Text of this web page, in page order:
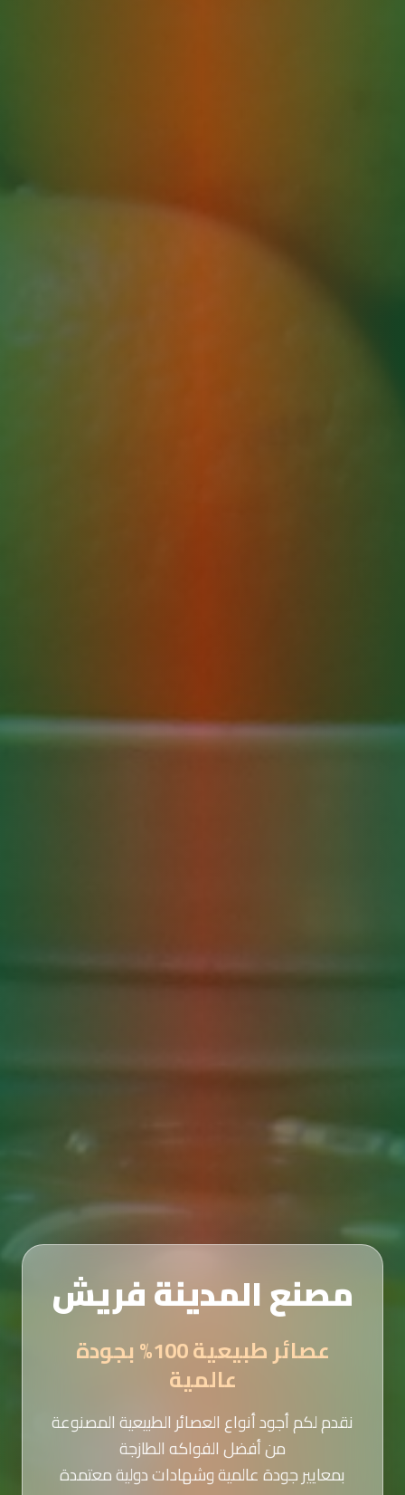
مصنع المدينة فريش
عصائر طبيعية 100% بجودة
عالمية
نقدم لكم أجود أنواع العصائر الطبيعية المصنوعة
من أفضل الفواكه الطازجة
بمعايير جودة عالمية وشهادات دولية معتمدة